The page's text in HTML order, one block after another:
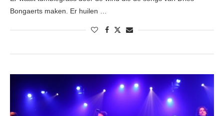
Bongaerts maken. Er huilen …